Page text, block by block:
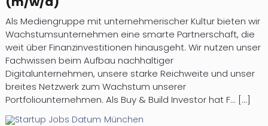
Als Mediengruppe mit unternehmerischer Kultur bieten wir
Wachstumsunternehmen eine smarte Partnerschaft, die
weit über Finanzinvestitionen hinausgeht. Wir nutzen unser
Fachwissen beim Aufbau nachhaltiger
Digitalunternehmen, unsere starke Reichweite und unser
breites Netzwerk zum Wachstum unserer
Portfoliounternehmen. Als Buy & Build Investor hat F... [...]
München